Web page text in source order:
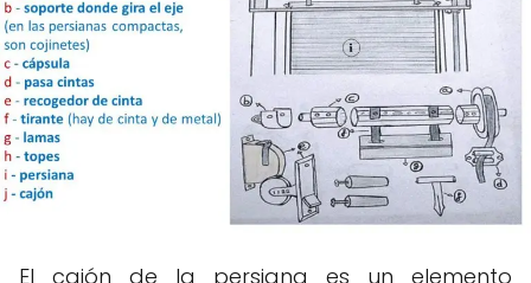
El cajón de la persiana es un elemento